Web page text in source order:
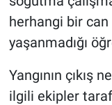
herhangi bir can
yaşanmadığı
Yangının çıkış
ilgili ekipler